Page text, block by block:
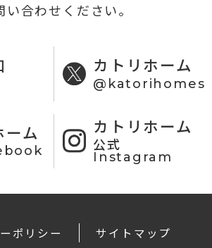
い合わせください。
カトリホーム
@katorihomes
ーム カトリホーム
公式
Instagram
ポリシー サイトマップ